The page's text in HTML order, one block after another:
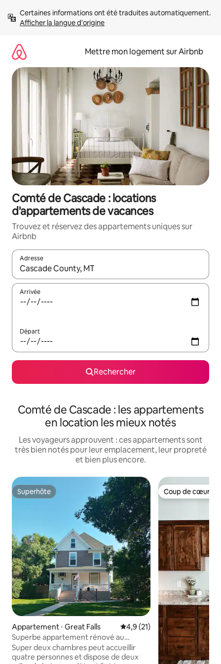
directement
Afficher la langue d'origine
Mettre mon logement sur Airbnb
Comté de Cascade : locations
d'appartements de vacances
Trouvez et réservez des appartements uniques sur
Airbnb
Adresse
Lorsque les résultats s'affichent, utilisez les flèches vers le
Arrivée
Départ
Rechercher
Comté de Cascade : les appartements
en location les mieux notés
Les voyageurs approuvent : ces appartements sont
très bien notés pour leur emplacement, leur propreté
et bien plus encore.
Superhôte
Superhôte
Appartement ⋅ Great Falls Évaluation moyenne sur la
4,9 (21)
Superbe appartement rénové au
centre-ville !
Super deux chambres peut accueillir
quatre personnes et dispose de deux
Coup de cœur
Coup de cœur